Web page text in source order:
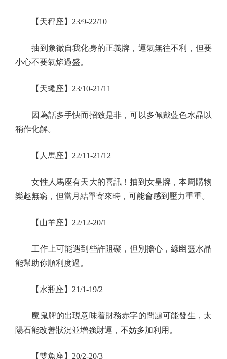
【天秤座】23/9-22/10
抽到象徵自我化身的正義牌，運氣無往不利，但要
小心不要氣焰過盛。
【天蠍座】23/10-21/11
因為話多手快而招致是非，可以多佩戴藍色水晶以
稍作化解。
【人馬座】22/11-21/12
女性人馬座有天大的喜訊！抽到女皇牌，本周購物
樂趣無窮，但當月結單寄來時，可能會感到壓力重重。
【山羊座】22/12-20/1
工作上可能遇到些許阻礙，但別擔心，綠幽靈水晶
能幫助你順利度過。
【水瓶座】21/1-19/2
魔鬼牌的出現意味着財務赤字的問題可能發生，太
陽石能改善狀況並增強財運，不妨多加利用。
【雙魚座】20/2-20/3